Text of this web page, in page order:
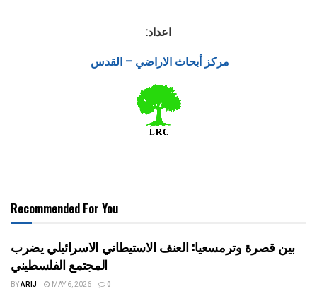
اعداد:
مركز أبحاث الاراضي – القدس
Recommended For You
بين قصرة وترمسعيا: العنف الاستيطاني الاسرائيلي يضرب
المجتمع الفلسطيني
BYARIJ MAY 6, 2026 0